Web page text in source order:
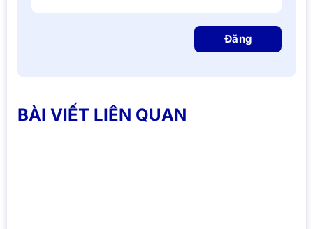
Đăng
BÀI VIẾT LIÊN QUAN